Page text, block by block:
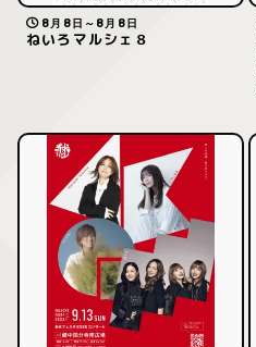
8月8日～8月8日
ねいろマルシェ８